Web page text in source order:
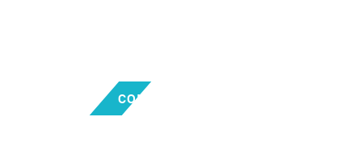
CONTACTEZ-NOUS